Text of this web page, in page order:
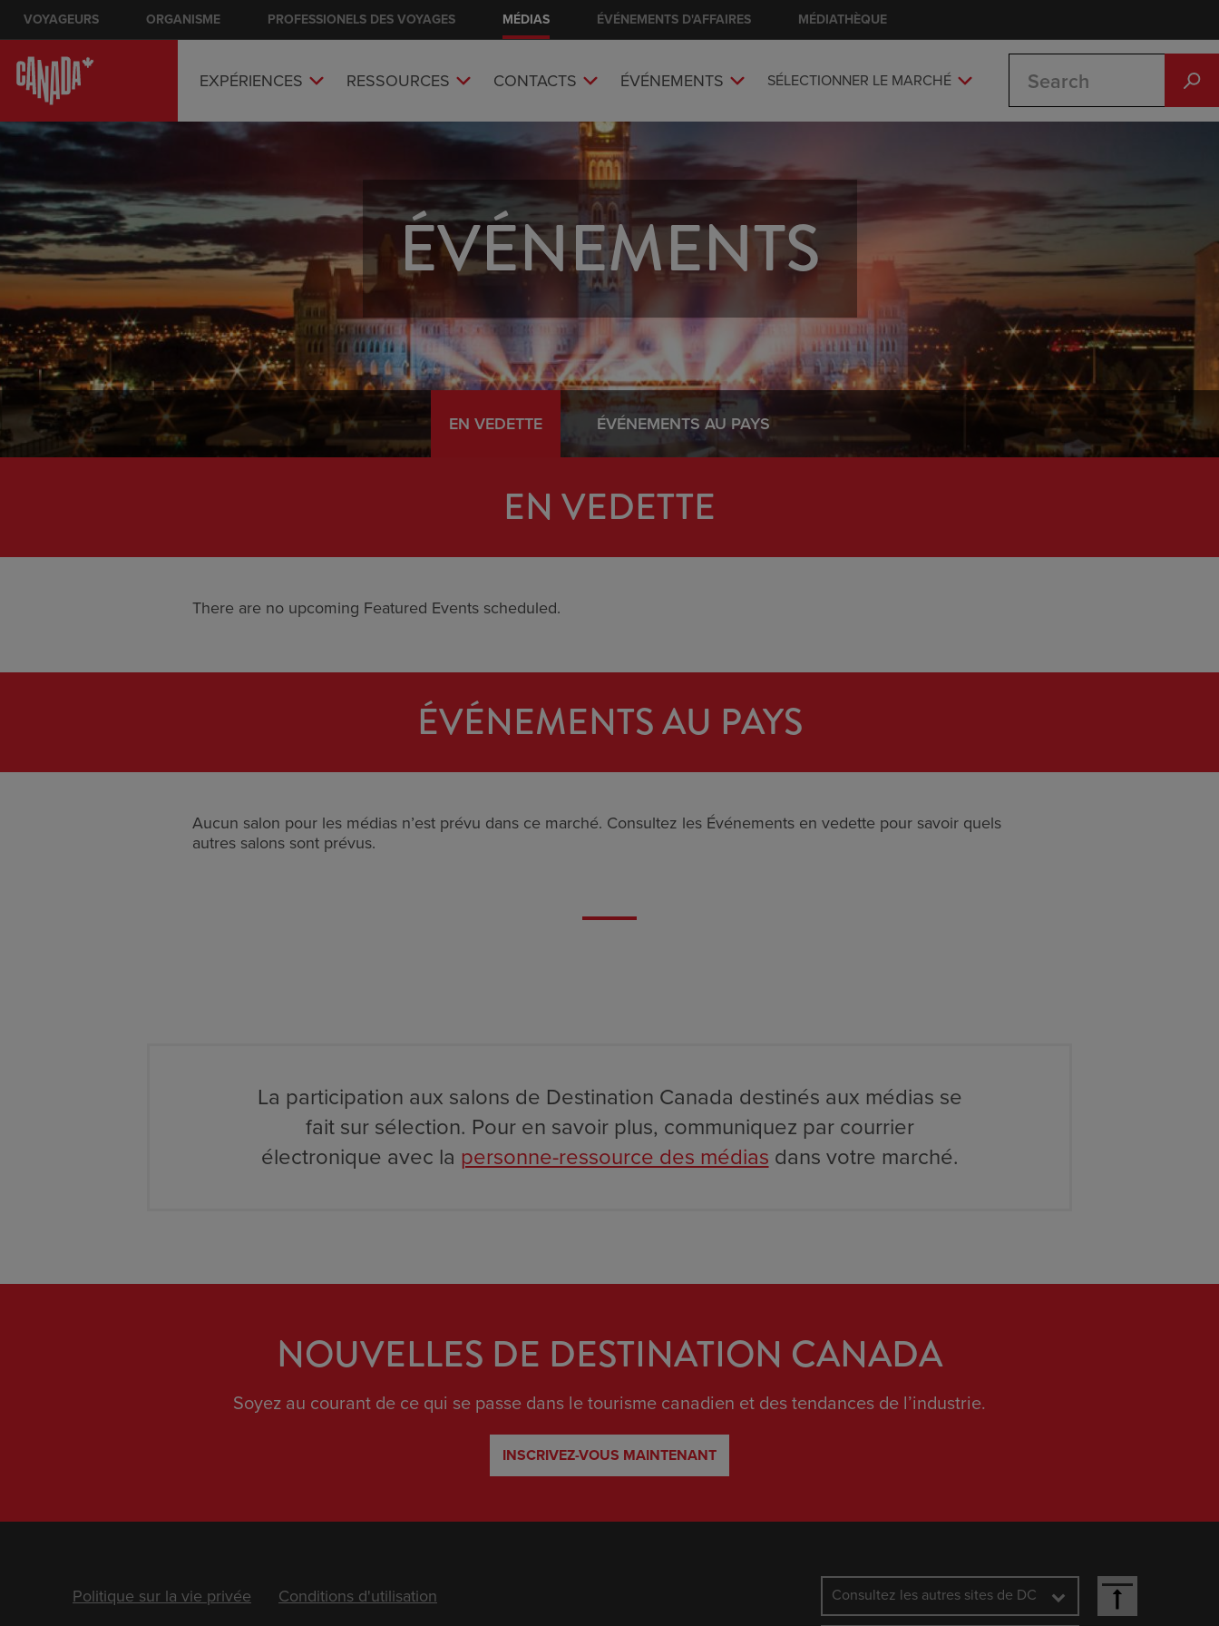
Skip
main
content
VOYAGEURS ORGANISME PROFESSIONELS DES VOYAGES MÉDIAS ÉVÉNEMENTS D'AFFAIRES MÉDIATHÈQUE
Main nav
EXPÉRIENCES RESSOURCES CONTACTS ÉVÉNEMENTS SÉLECTIONNER LE MARCHÉ
Search
ÉVÉNEMENTS
EN VEDETTE ÉVÉNEMENTS AU PAYS
EN VEDETTE
There are no upcoming Featured Events scheduled.
ÉVÉNEMENTS AU PAYS
Aucun salon pour les médias n’est prévu dans ce marché. Consultez les Événements en vedette pour savoir quels
autres salons sont prévus.
La participation aux salons de Destination Canada destinés aux médias se
fait sur sélection. Pour en savoir plus, communiquez par courrier
électronique avec la personne-ressource des médias dans votre marché.
NOUVELLES DE DESTINATION CANADA
Soyez au courant de ce qui se passe dans le tourisme canadien et des tendances de l’industrie.
INSCRIVEZ-VOUS MAINTENANT
Footer
Politique sur la vie privée Conditions d'utilisation Consultez les autres sites de DC